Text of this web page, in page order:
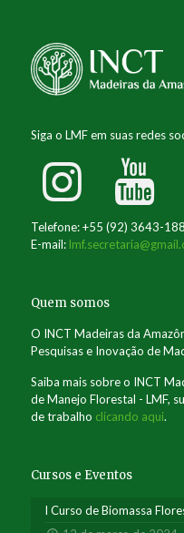
Siga o LMF em suas redes
Telefone: +55 (92) 3643-
E-mail:
Quem somos
O INCT Madeiras da
Pesquisas e Inovação de
Saiba mais sobre o INCT
de Manejo Florestal - LMF,
de trabalho clicando aqui.
Cursos e Eventos
I Curso de Biomassa